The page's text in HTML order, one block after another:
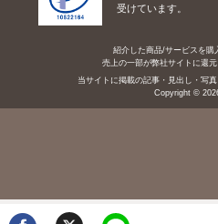
受けています。
紹介した商品/サービスを購
売上の一部が弊社サイトに還元
当サイトに掲載の記事・見出し・写
Copyright ©